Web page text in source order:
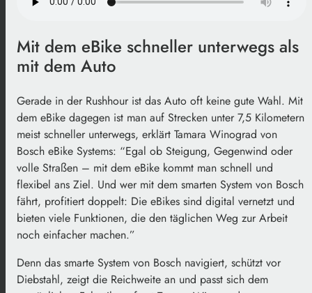
Mit dem eBike schneller unterwegs als
mit dem Auto
Gerade in der Rushhour ist das Auto oft keine gute Wahl. Mit
dem eBike dagegen ist man auf Strecken unter 7,5 Kilometern
meist schneller unterwegs, erklärt Tamara Winograd von
Bosch eBike Systems: “Egal ob Steigung, Gegenwind oder
volle Straßen – mit dem eBike kommt man schnell und
flexibel ans Ziel. Und wer mit dem smarten System von Bosch
fährt, profitiert doppelt: Die eBikes sind digital vernetzt und
bieten viele Funktionen, die den täglichen Weg zur Arbeit
noch einfacher machen.”
Denn das smarte System von Bosch navigiert, schützt vor
Diebstahl, zeigt die Reichweite an und passt sich dem